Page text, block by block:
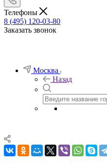
Телефоны
8 (495) 120-03-80
Заказать звонок
Москва
Назад